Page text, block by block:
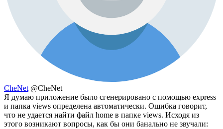
CheNet @CheNet
Я думаю приложение было сгенерировано с помощью express
и папка views определена автоматически. Ошибка говорит,
что не удается найти файл home в папке views. Исходя из
этого возникают вопросы, как бы они банально не звучали: